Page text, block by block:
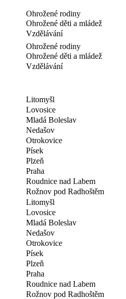
Ohrožené rodiny
Ohrožené děti a mládež
Vzdělávání
Ohrožené rodiny
Ohrožené děti a mládež
Vzdělávání
Litomyšl
Lovosice
Mladá Boleslav
Nedašov
Otrokovice
Písek
Plzeň
Praha
Roudnice nad Labem
Rožnov pod Radhoštěm
Litomyšl
Lovosice
Mladá Boleslav
Nedašov
Otrokovice
Písek
Plzeň
Praha
Roudnice nad Labem
Rožnov pod Radhoštěm